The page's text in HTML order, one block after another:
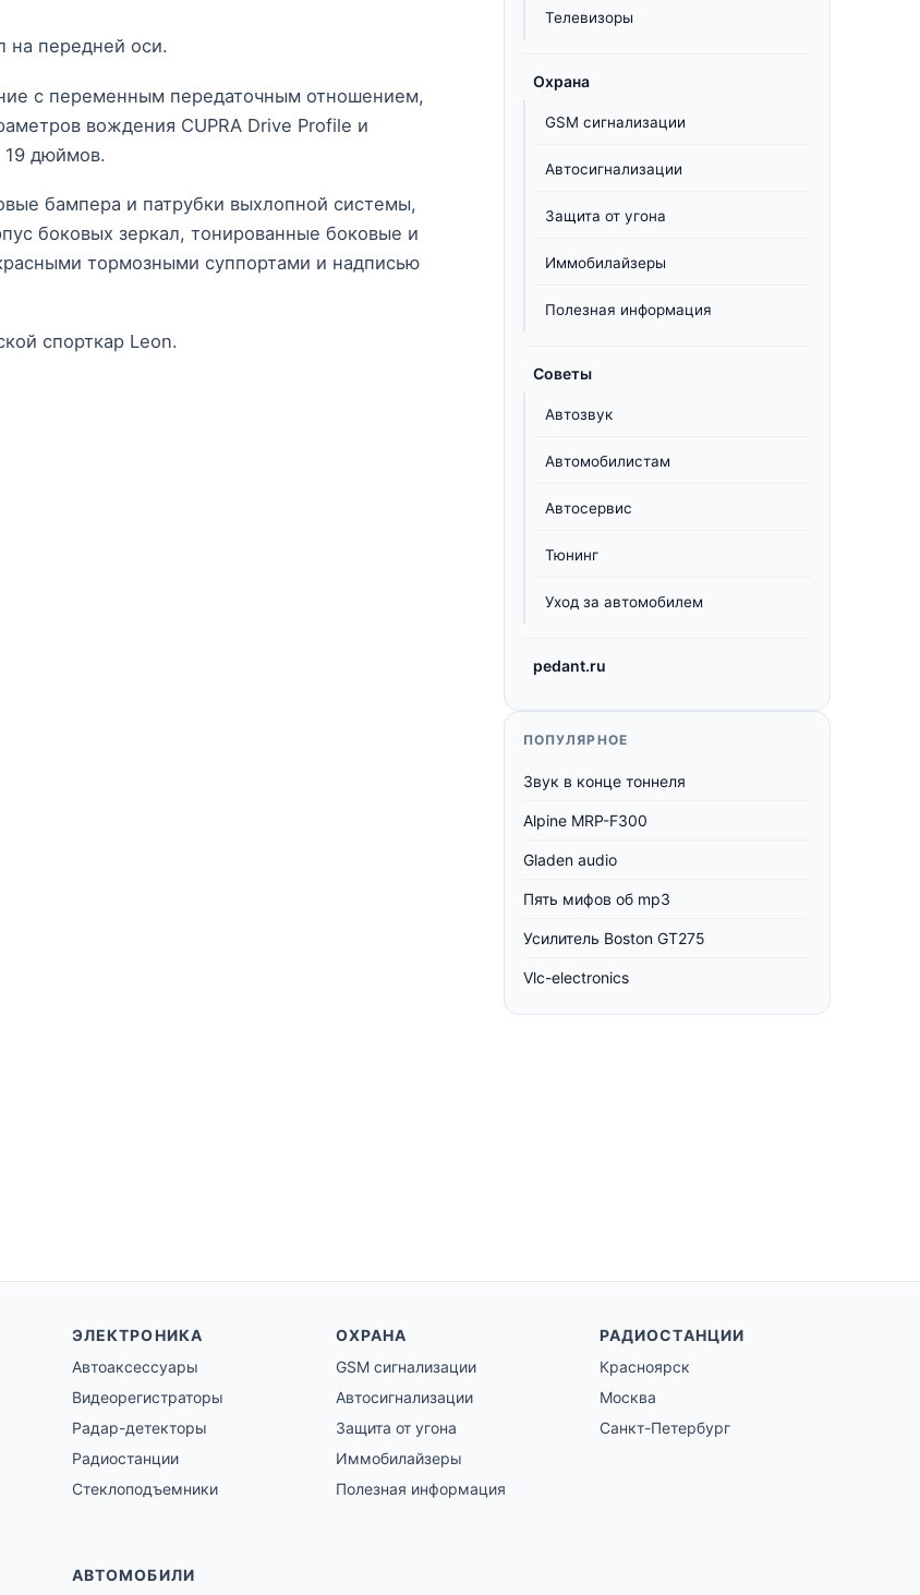
на передней оси.
с переменным передаточным отношением,
вождения CUPRA Drive Profile и
дюймов.
бампера и патрубки выхлопной системы,
боковых зеркал, тонированные боковые и
тормозными суппортами и надписью
спорткар Leon.
Телевизоры
Охрана
GSM сигнализации
Автосигнализации
Защита от угона
Иммобилайзеры
Полезная информация
Советы
Автозвук
Автомобилистам
Автосервис
Тюнинг
Уход за автомобилем
pedant.ru
ПОПУЛЯРНОЕ
Звук в конце тоннеля
Alpine MRP-F300
Gladen audio
Пять мифов об mp3
Усилитель Boston GT275
Vlc-electronics
ЭЛЕКТРОНИКА
Автоаксессуары
Видеорегистраторы
Радар-детекторы
Радиостанции
Стеклоподъемники
ОХРАНА
GSM сигнализации
Автосигнализации
Защита от угона
Иммобилайзеры
Полезная информация
РАДИОСТАНЦИИ
Красноярск
Москва
Санкт-Петербург
АВТОМОБИЛИ